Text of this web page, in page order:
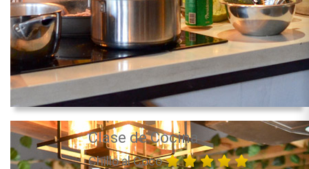
Clase de Cocina
Chillo al Coco